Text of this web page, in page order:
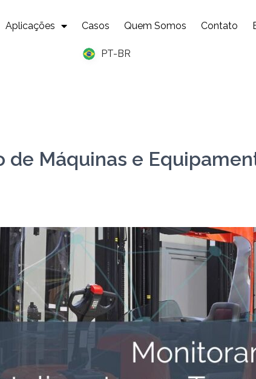
Aplicações Casos Quem Somos Contato
PT-BR
Máquinas e